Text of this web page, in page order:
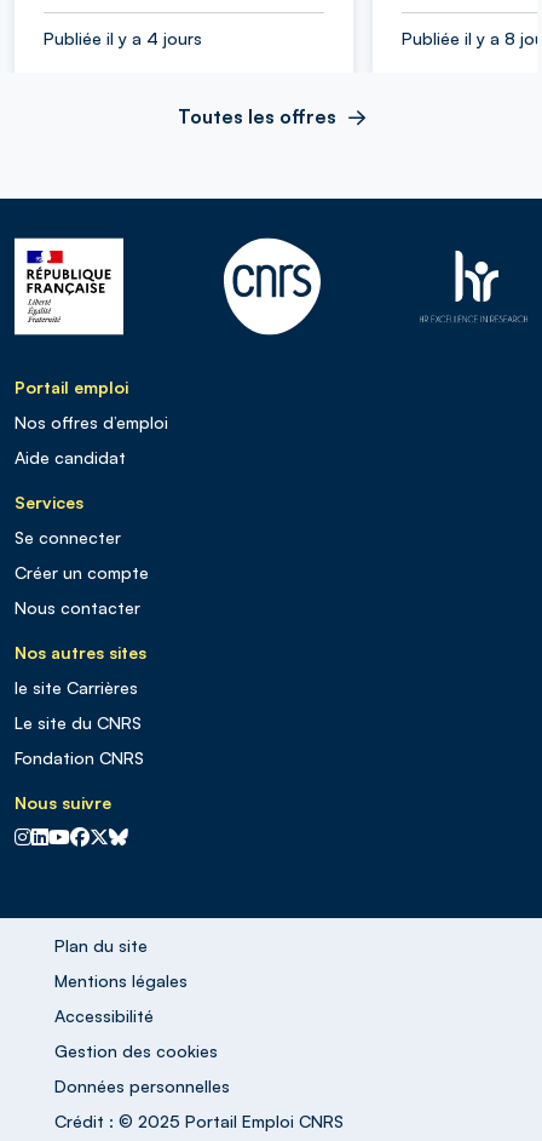
Publiée il y a 4 jours Publiée il y a 8
Toutes les offres
Portail emploi
Nos offres d’emploi
Aide candidat
Services
Se connecter
Créer un compte
Nous contacter
Nos autres sites
le site Carrières
Le site du CNRS
Fondation CNRS
Nous suivre
CNRS sur Instagram
CNRS sur Linkedin
CNRS sur Youtube
CNRS sur Facebook
CNRS sur X
CNRS sur Blus sky
Plan du site
Mentions légales
Accessibilité
Gestion des cookies
Données personnelles
Crédit : © 2025 Portail Emploi CNRS